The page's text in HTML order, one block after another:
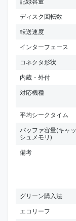
ディスク回転数
転送速度
インターフェース
コネクタ形状
内蔵・外付
対応機種
平均シークタイム
バッファ容量(キャッ
シュメモリ)
備考
グリーン購入法
エコリーフ